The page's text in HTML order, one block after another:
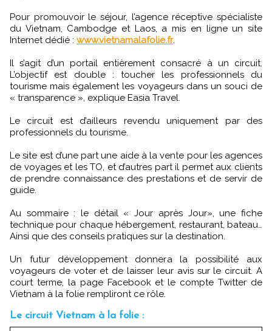
Pour promouvoir le séjour, l’agence réceptive spécialiste
du Vietnam, Cambodge et Laos, a mis en ligne un site
Internet dédié : www.vietnamalafolie.fr.
Il s’agit d’un portail entièrement consacré à un circuit.
L’objectif est double : toucher les professionnels du
tourisme mais également les voyageurs dans un souci de
« transparence », explique Easia Travel.
Le circuit est d’ailleurs revendu uniquement par des
professionnels du tourisme.
Le site est d’une part une aide à la vente pour les agences
de voyages et les TO, et d’autres part il permet aux clients
de prendre connaissance des prestations et de servir de
guide.
Au sommaire : le détail « Jour après Jour», une fiche
technique pour chaque hébergement, restaurant, bateau…
Ainsi que des conseils pratiques sur la destination.
Un futur développement donnera la possibilité aux
voyageurs de voter et de laisser leur avis sur le circuit. A
court terme, la page Facebook et le compte Twitter de
Vietnam à la folie rempliront ce rôle.
Le circuit Vietnam à la folie :